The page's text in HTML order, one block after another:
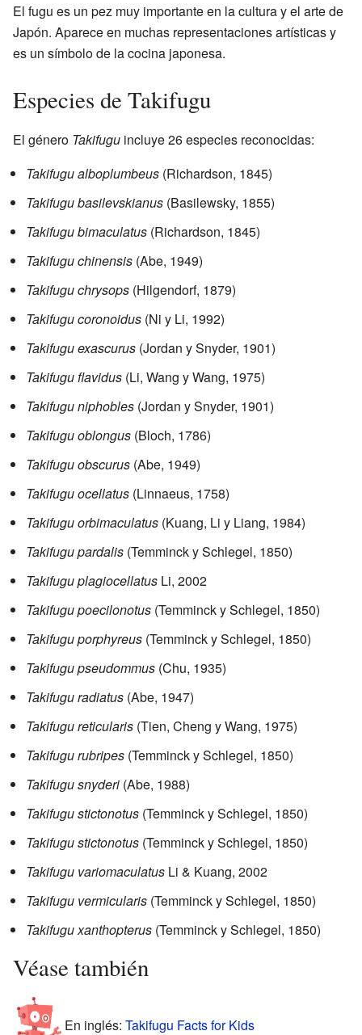
El fugu es un pez muy importante en la cultura y el arte de
Japón. Aparece en muchas representaciones artísticas y
es un símbolo de la cocina japonesa.
Especies de Takifugu
El género Takifugu incluye 26 especies reconocidas:
Takifugu alboplumbeus (Richardson, 1845)
Takifugu basilevskianus (Basilewsky, 1855)
Takifugu bimaculatus (Richardson, 1845)
Takifugu chinensis (Abe, 1949)
Takifugu chrysops (Hilgendorf, 1879)
Takifugu coronoidus (Ni y Li, 1992)
Takifugu exascurus (Jordan y Snyder, 1901)
Takifugu flavidus (Li, Wang y Wang, 1975)
Takifugu niphobles (Jordan y Snyder, 1901)
Takifugu oblongus (Bloch, 1786)
Takifugu obscurus (Abe, 1949)
Takifugu ocellatus (Linnaeus, 1758)
Takifugu orbimaculatus (Kuang, Li y Liang, 1984)
Takifugu pardalis (Temminck y Schlegel, 1850)
Takifugu plagiocellatus Li, 2002
Takifugu poecilonotus (Temminck y Schlegel, 1850)
Takifugu porphyreus (Temminck y Schlegel, 1850)
Takifugu pseudommus (Chu, 1935)
Takifugu radiatus (Abe, 1947)
Takifugu reticularis (Tien, Cheng y Wang, 1975)
Takifugu rubripes (Temminck y Schlegel, 1850)
Takifugu snyderi (Abe, 1988)
Takifugu stictonotus (Temminck y Schlegel, 1850)
Takifugu stictonotus (Temminck y Schlegel, 1850)
Takifugu variomaculatus Li & Kuang, 2002
Takifugu vermicularis (Temminck y Schlegel, 1850)
Takifugu xanthopterus (Temminck y Schlegel, 1850)
Véase también
En inglés: Takifugu Facts for Kids